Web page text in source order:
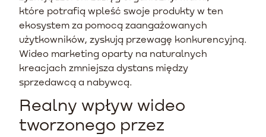
które potrafią wpleść swoje produkty w ten
ekosystem za pomocą zaangażowanych
użytkowników, zyskują przewagę konkurencyjną.
Wideo marketing oparty na naturalnych
kreacjach zmniejsza dystans między
sprzedawcą a nabywcą.
Realny wpływ wideo
tworzonego przez